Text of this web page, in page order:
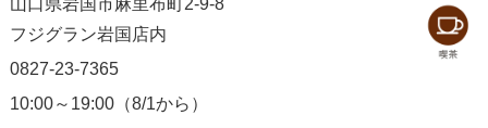
フジグラン岩国店内
0827-23-7365
10:00～19:00（8/1から）